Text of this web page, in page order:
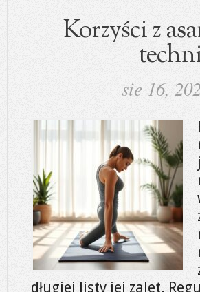
Korzyści z
sie 16,
długiej listy jej zalet.